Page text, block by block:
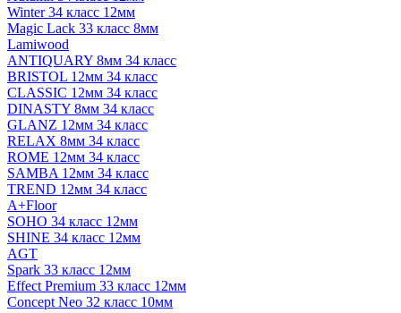
Winter 34 класс 12мм
Magic Lack 33 класс 8мм
Lamiwood
ANTIQUARY 8мм 34 класс
BRISTOL 12мм 34 класс
CLASSIC 12мм 34 класс
DINASTY 8мм 34 класс
GLANZ 12мм 34 класс
RELAX 8мм 34 класс
ROME 12мм 34 класс
SAMBA 12мм 34 класс
TREND 12мм 34 класс
A+Floor
SOHO 34 класс 12мм
SHINE 34 класс 12мм
AGT
Spark 33 класс 12мм
Effect Premium 33 класс 12мм
Concept Neo 32 класс 10мм